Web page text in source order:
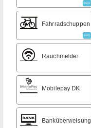
INFO
Fahrradschuppen
INFO
Rauchmelder
Mobilepay DK
Banküberweisung